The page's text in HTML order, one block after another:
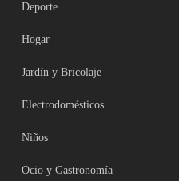
Deporte
Hogar
Jardín y Bricolaje
Electrodomésticos
Niños
Ocio y Gastronomía